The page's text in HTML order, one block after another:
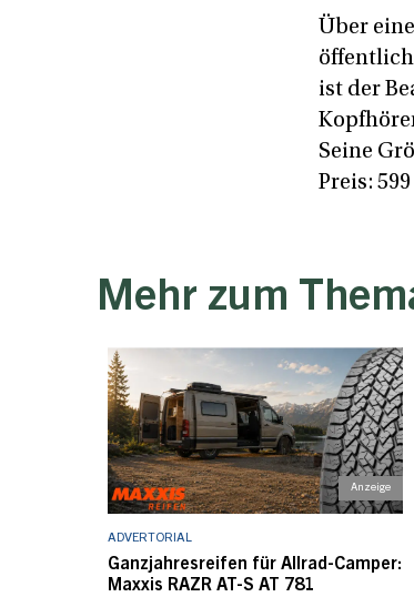
Über
ist der
Seine
Preis:
Mehr zum
ADVERTORIAL
Ganzjahresreifen für Allrad-Camper:
Maxxis RAZR AT-S AT 781